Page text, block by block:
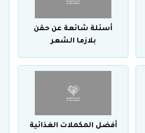
أسئلة شائعة عن حقن
بلازما الشعر
أفضل المكملات الغذائية